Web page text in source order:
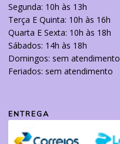
Segunda: 10h às 13h
Terça E Quinta: 10h às 16h
Quarta E Sexta: 10h às 18h
Sábados: 14h às 18h
Domingos: sem atendimento
Feriados: sem atendimento
ENTREGA